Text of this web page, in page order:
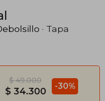
· Tapa
$ 49.000
$ 34.300 -30%